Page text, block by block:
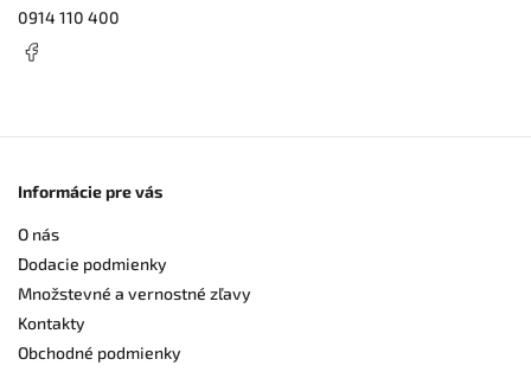
0914 110 400
Informácie pre vás
O nás
Dodacie podmienky
Množstevné a vernostné zľavy
Kontakty
Obchodné podmienky